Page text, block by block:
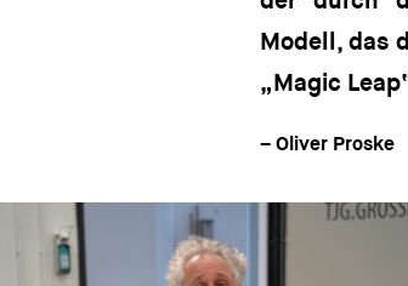
Modell, das
„Magic
– Oliver Proske